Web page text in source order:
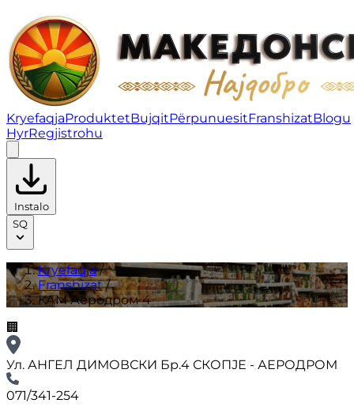
КАМ Аеродром 4 | Franshizat
KryefaqjaProduktetBujqitPërpunuesitFranshizatBlogu
HyrRegjistrohu
Instalo
SQ
Kryefaqja/
Franshizat/
КАМ Аеродром 4
🏢
Ул. АНГЕЛ ДИМОВСКИ Бр.4 СКОПЈЕ - АЕРОДРОМ
071/341-254